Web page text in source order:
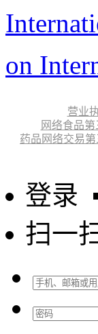
on
营业
网络食品
药品网络交易
登录
扫一